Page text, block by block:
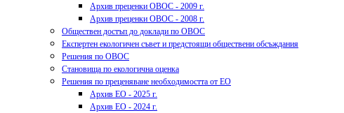
Архив преценки ОВОС - 2009 г.
Архив преценки ОВОС - 2008 г.
Обществен достъп до доклади по ОВОС
Експертен екологичен съвет и предстоящи обществени обсъждания
Решения по ОВОС
Становища по екологична оценка
Решения по преценяване необходимостта от ЕО
Архив ЕО - 2025 г.
Архив ЕО - 2024 г.